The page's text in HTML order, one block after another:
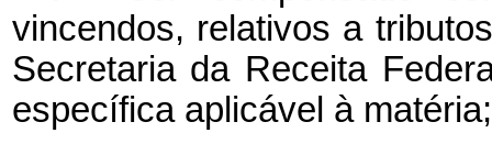
vincendos, relativos a
Secretaria da Receita
específica aplicável à